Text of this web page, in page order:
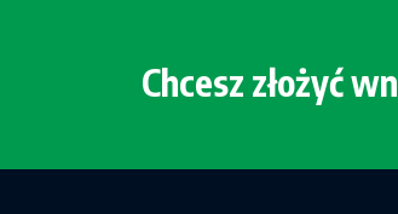
Chcesz złożyć